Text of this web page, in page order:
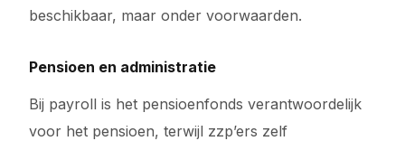
beschikbaar, maar onder voorwaarden.
Pensioen en administratie
Bij payroll is het pensioenfonds verantwoordelijk
voor het pensioen, terwijl zzp’ers zelf